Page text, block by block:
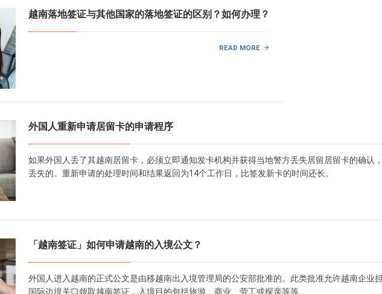
越南落地签证与其他国家的落地签证的区别？如何办理？
READ MORE
外国人重新申请居留卡的申请程序
如果外国人丢了其越南居留卡，必须立即通知发卡机构并获得当地警方丢失居留居留卡的确认
丢失的。重新申请的处理时间和结果返回为14个工作日，比签发新卡的时间还长。
「越南签证」如何申请越南的入境公文？
外国人进入越南的正式公文是由移越南出入境管理局的公安部批准的。此类批准允许越南企业
国际边境关口领取越南签证，入境目的包括旅游、商业、劳工或探亲等等。